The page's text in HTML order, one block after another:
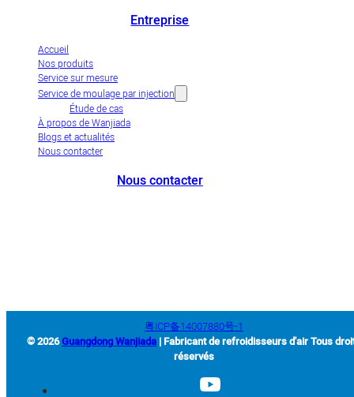
Entreprise
Accueil
Nos produits
Service sur mesure
Service de moulage par injection
Étude de cas
À propos de Wanjiada
Blogs et actualités
Nous contacter
Nous contacter
粤ICP备14007880号-1
© 2026Guangdong Wanjiada | Fabricant de refroidisseurs d'air Tous
réservés